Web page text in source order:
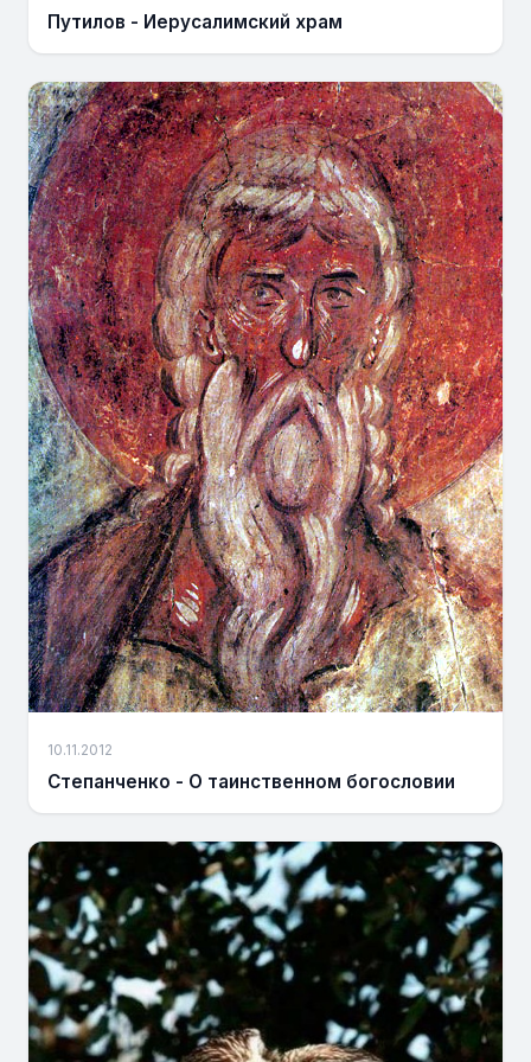
Путилов - Иерусалимский храм
10.11.2012
Степанченко - О таинственном богословии